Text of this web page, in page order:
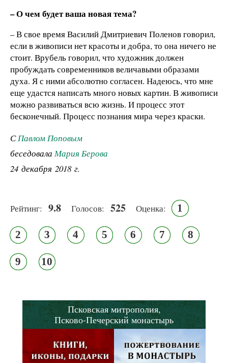
– О чем будет ваша новая тема?
– В свое время Василий Дмитриевич Поленов говорил,
если в живописи нет красоты и добра, то она ничего не
стоит. Врубель говорил, что художник должен
пробуждать современников величавыми образами
духа. Я с ними абсолютно согласен. Надеюсь, что мне
еще удастся написать много новых картин. В живописи
можно развиваться всю жизнь. И процесс этот
бесконечный. Процесс познания мира через краски.
СПавлом Поповым
беседовала Мария Берова
24 декабря 2018 г.
Рейтинг: 9.8 Голосов: 525 Оценка: 1
2 3 4 5 6 7 8
9 10
Псковская митрополия,
Псково-Печерский монастырь